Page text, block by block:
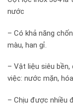
nước
– Có khả năng
màu, han gỉ.
– Vật liệu siêu
việc: nước mặn,
– Chịu được nhiều